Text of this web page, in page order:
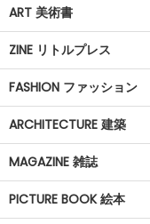
ART 美術書
ZINE リトルプレス
FASHION ファッション
ARCHITECTURE 建築
MAGAZINE 雑誌
PICTURE BOOK 絵本